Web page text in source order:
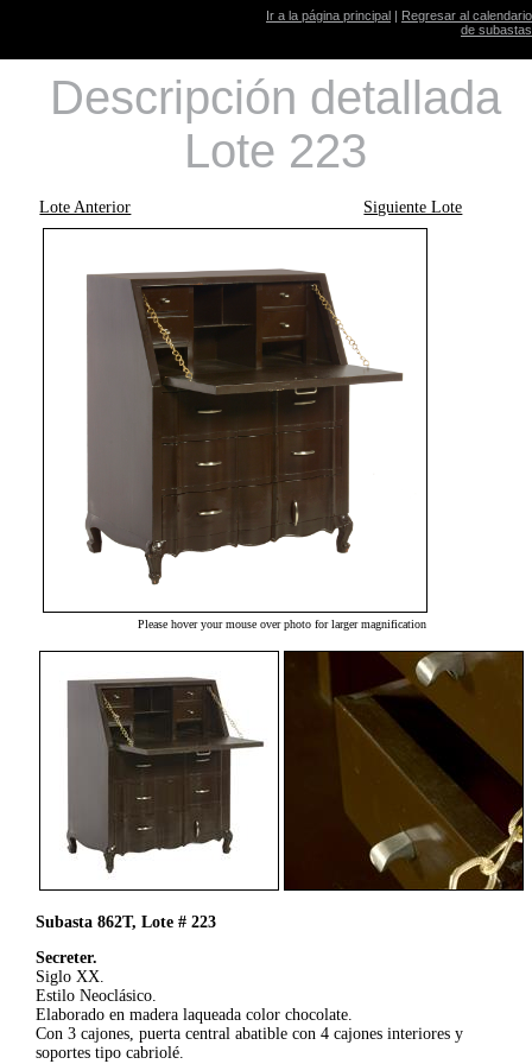
Ir a la página principal | Regresar al calendario
de subastas
Descripción detallada
Lote 223
Lote Anterior Siguiente Lote
Please hover your mouse over photo for larger magnification
Subasta 862T, Lote # 223
Secreter.
Siglo XX.
Estilo Neoclásico.
Elaborado en madera laqueada color chocolate.
Con 3 cajones, puerta central abatible con 4 cajones interiores y
soportes tipo cabriolé.